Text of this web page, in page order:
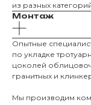
из разных
Монтаж
Опытные
по укладке
цоколей
гранитных и
Мы производим
О КОМПАНИИ
О нас